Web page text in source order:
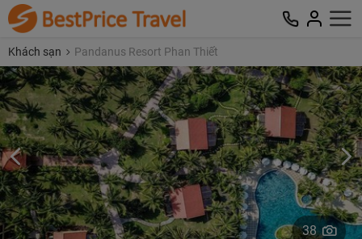
Khách sạn Pandanus Resort Phan Thiết
38